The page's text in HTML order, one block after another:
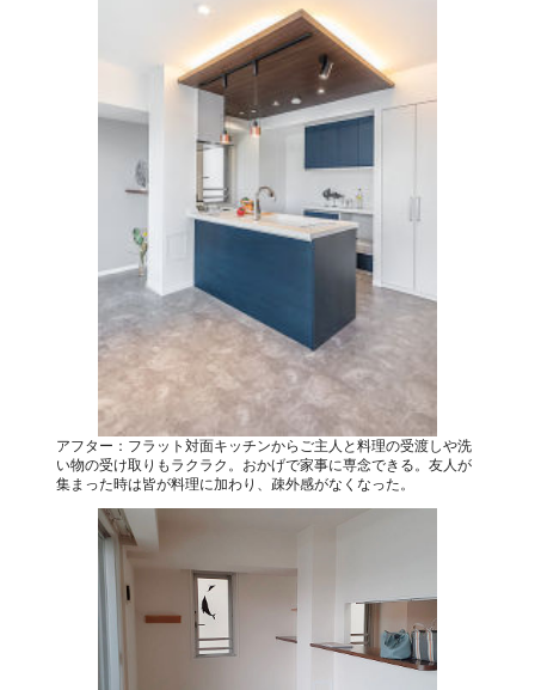
アフター：フラット対面キッチンからご主人と料理の受渡しや洗
い物の受け取りもラクラク。おかげで家事に専念できる。友人が
集まった時は皆が料理に加わり、疎外感がなくなった。